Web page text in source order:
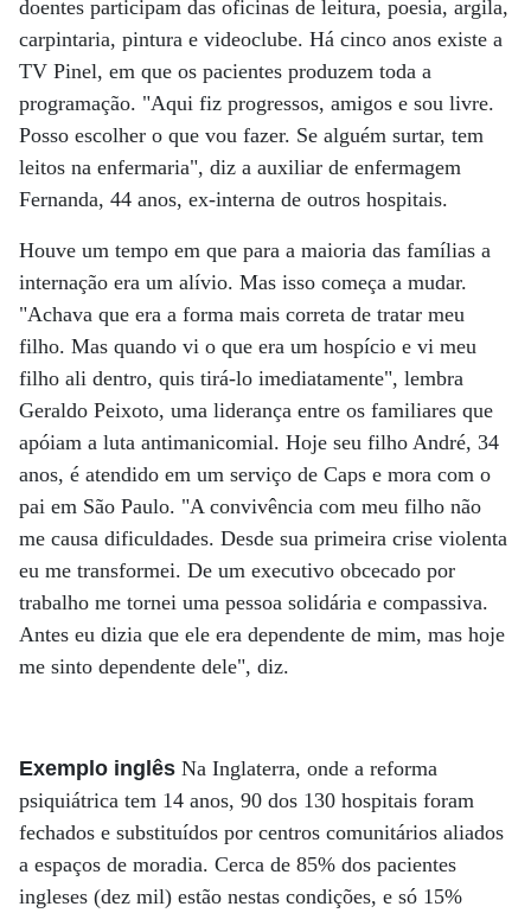
doentes participam das oficinas de leitura, poesia, argila,
carpintaria, pintura e videoclube. Há cinco anos existe a
TV Pinel, em que os pacientes produzem toda a
programação. "Aqui fiz progressos, amigos e sou livre.
Posso escolher o que vou fazer. Se alguém surtar, tem
leitos na enfermaria", diz a auxiliar de enfermagem
Fernanda, 44 anos, ex-interna de outros hospitais.
Houve um tempo em que para a maioria das famílias a
internação era um alívio. Mas isso começa a mudar.
"Achava que era a forma mais correta de tratar meu
filho. Mas quando vi o que era um hospício e vi meu
filho ali dentro, quis tirá-lo imediatamente", lembra
Geraldo Peixoto, uma liderança entre os familiares que
apóiam a luta antimanicomial. Hoje seu filho André, 34
anos, é atendido em um serviço de Caps e mora com o
pai em São Paulo. "A convivência com meu filho não
me causa dificuldades. Desde sua primeira crise violenta
eu me transformei. De um executivo obcecado por
trabalho me tornei uma pessoa solidária e compassiva.
Antes eu dizia que ele era dependente de mim, mas hoje
me sinto dependente dele", diz.
Exemplo inglês Na Inglaterra, onde a reforma
psiquiátrica tem 14 anos, 90 dos 130 hospitais foram
fechados e substituídos por centros comunitários aliados
a espaços de moradia. Cerca de 85% dos pacientes
ingleses (dez mil) estão nestas condições, e só 15%